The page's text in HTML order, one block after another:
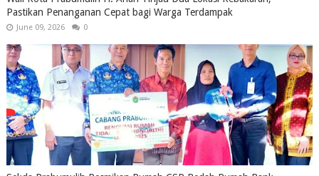
Pastikan Penanganan Cepat bagi Warga Terdampak
June 09, 2026 0